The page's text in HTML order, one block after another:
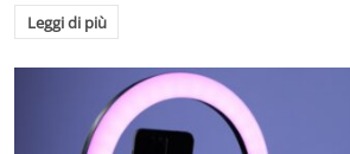
Leggi di più